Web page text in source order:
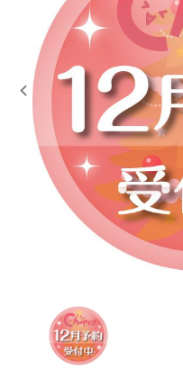
カプセルトイマシン
カプセルトイ
販促用空カプセル
レンタル
景品・玩具・文具
販促用カプセルトイ